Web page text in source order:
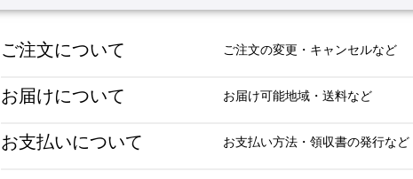
ご注文について ご注文の変更・キャンセルなど
お届けについて お届け可能地域・送料など
お支払いについて お支払い方法・領収書の発行など